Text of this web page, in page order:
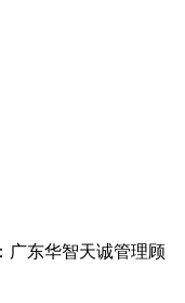
广东华智天诚管理顾